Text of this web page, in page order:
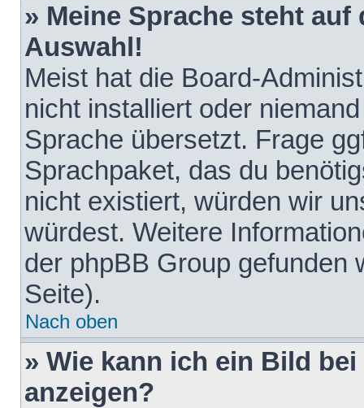
» Meine Sprache steht
Auswahl!
Meist hat die Board-
nicht installiert oder
Sprache übersetzt. Frage
Sprachpaket, das du
nicht existiert, würden wir
würdest. Weitere
der phpBB Group gefunden
Seite).
Nach oben
» Wie kann ich ein Bild
anzeigen?